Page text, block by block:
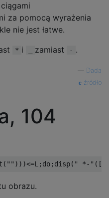
za pomocą wyrażenia
nie jest łatwe.
* i zamiast - .
Dada
źródło
104
( "" )))<=L ; do; disp( " *- " ([
obrazu.